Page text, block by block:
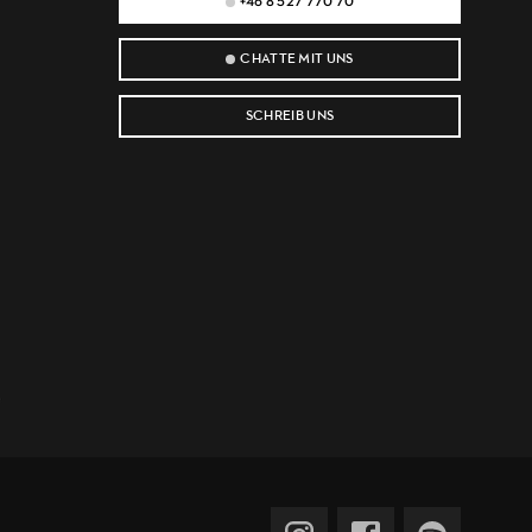
CHATTE MIT UNS
SCHREIB UNS